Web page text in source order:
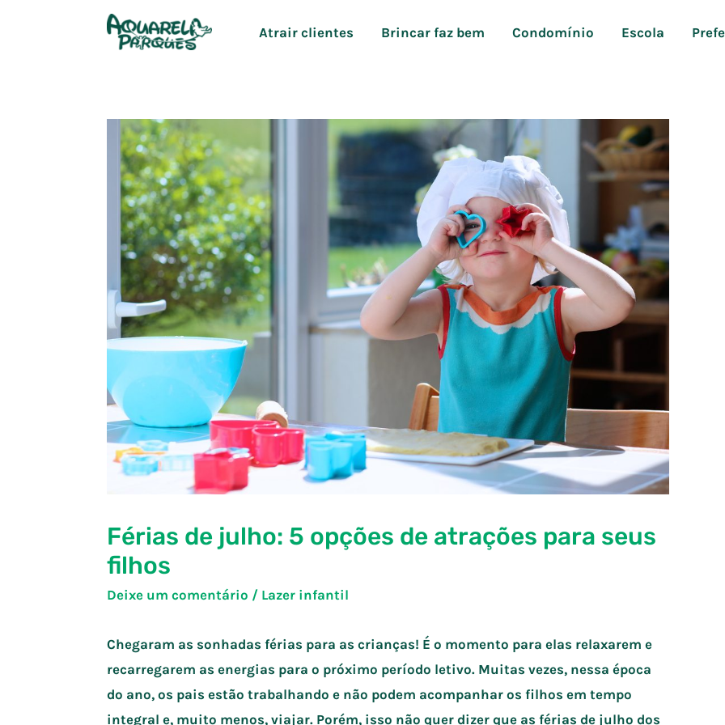
Atrair clientes Brincar faz bem Condomínio Escola
Férias de julho: 5 opções de atrações para seus
filhos
Deixe um comentário / Lazer infantil
Chegaram as sonhadas férias para as crianças! É o momento para elas relaxarem e
recarregarem as energias para o próximo período letivo. Muitas vezes, nessa época
do ano, os pais estão trabalhando e não podem acompanhar os filhos em tempo
integral e, muito menos, viajar. Porém, isso não quer dizer que as férias de julho dos